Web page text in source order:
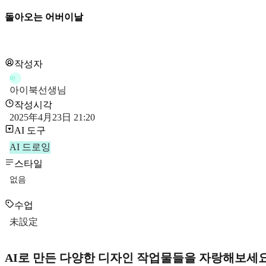
돌아오는 어버이날
작성자
아
아이북선생님
작성시각
2025年4月23日 21:20
AI 도구
AI 드로잉
스타일
없음
수업
未設定
AI로 만든 다양한 디자인 작업물들을 자랑해보세